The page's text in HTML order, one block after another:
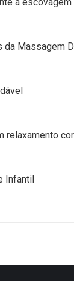
da Massagem
relaxamento
Infantil